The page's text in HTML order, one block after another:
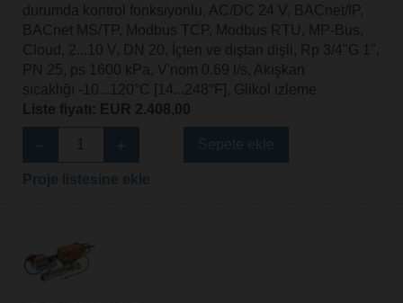
durumda kontrol fonksiyonlu, AC/DC 24 V, BACnet/IP,
BACnet MS/TP, Modbus TCP, Modbus RTU, MP-Bus,
Cloud, 2...10 V, DN 20, İçten ve dıştan dişli, Rp 3/4"G 1",
PN 25, ps 1600 kPa, V'nom 0.69 l/s, Akışkan
sıcaklığı -10...120°C [14...248°F], Glikol izleme
Liste fiyatı: EUR 2.408,00